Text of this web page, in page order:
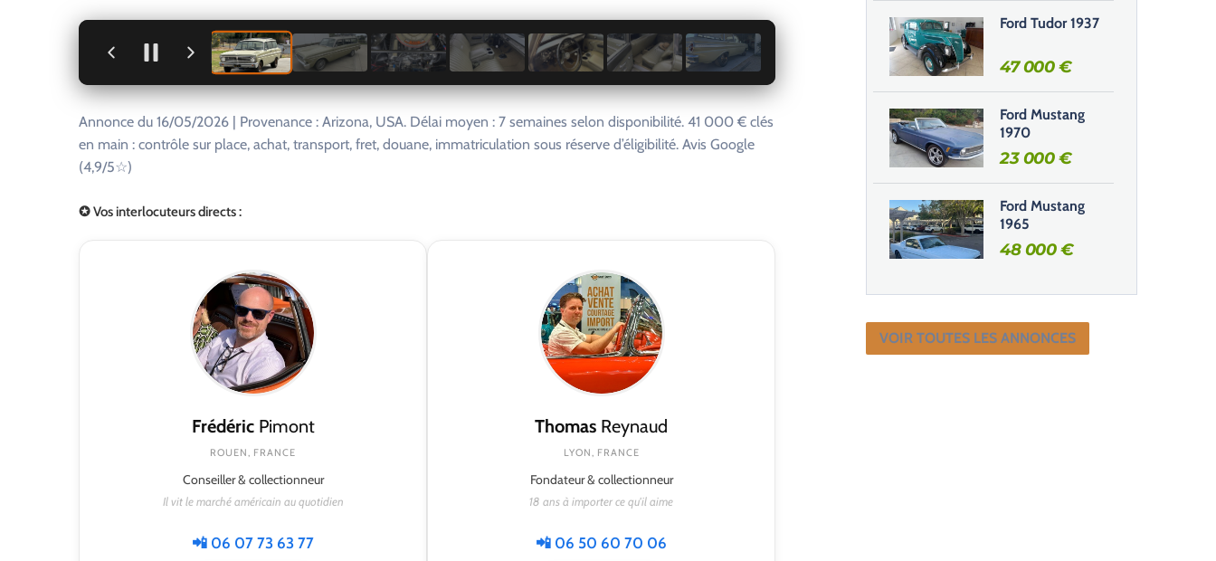
1 / 9
Annonce du 16/05/2026 | Provenance : Arizona, USA. Délai moyen : 7 semaines selon disponibilité. 41 000 € clés
en main : contrôle sur place, achat, transport, fret, douane, immatriculation sous réserve d’éligibilité. Avis Google
(4,9/5☆)
✪ Vos interlocuteurs directs :
FrédéricPimont
ROUEN, FRANCE
Conseiller & collectionneur
Il vit le marché américain au quotidien
📲 06 07 73 63 77
Thomas Reynaud
LYON, FRANCE
Fondateur & collectionneur
18 ans à importer ce qu'il aime
📲 06 50 60 70 06
Ford Tudor 1937
47 000€
Ford Mustang
1970
23 000€
Ford Mustang
1965
48 000€
VOIR TOUTES LES ANNONCES